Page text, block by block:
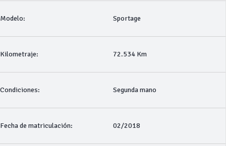
Modelo: Sportage
Kilometraje: 72.534 Km
Condiciones: Segunda mano
Fecha de matriculación: 02/2018